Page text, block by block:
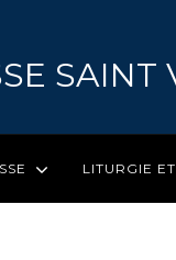
LITURGIE